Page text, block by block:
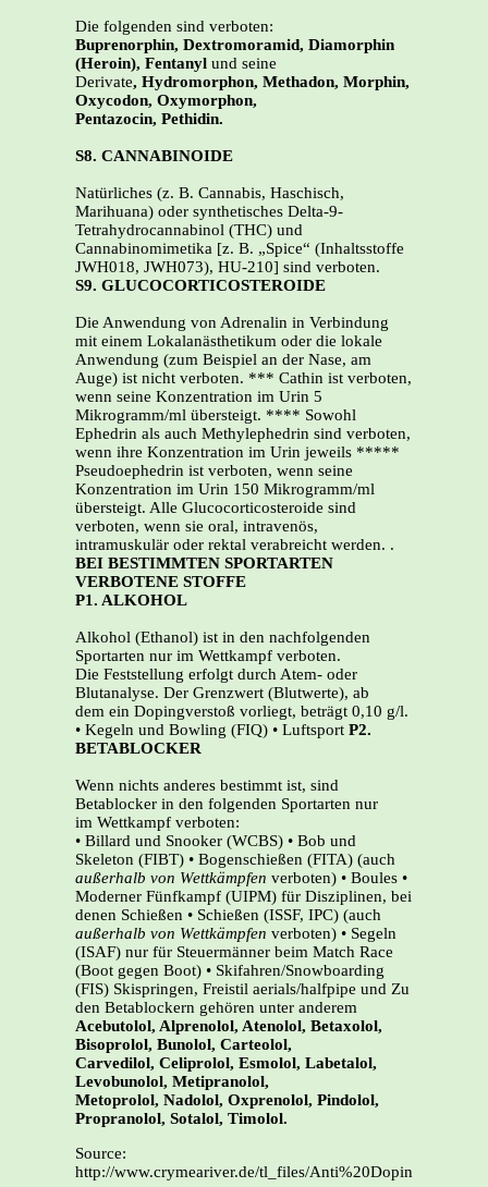
Die folgenden sind verboten:
Buprenorphin, Dextromoramid, Diamorphin
(Heroin), Fentanyl und seine
Derivate, Hydromorphon, Methadon, Morphin,
Oxycodon, Oxymorphon,
Pentazocin, Pethidin.
S8. CANNABINOIDE
Natürliches (z. B. Cannabis, Haschisch,
Marihuana) oder synthetisches Delta-9-
Tetrahydrocannabinol (THC) und
Cannabinomimetika [z. B. „Spice“ (Inhaltsstoffe
JWH018, JWH073), HU-210] sind verboten.
S9. GLUCOCORTICOSTEROIDE
Die Anwendung von Adrenalin in Verbindung
mit einem Lokalanästhetikum oder die lokale
Anwendung (zum Beispiel an der Nase, am
Auge) ist nicht verboten. *** Cathin ist verboten,
wenn seine Konzentration im Urin 5
Mikrogramm/ml übersteigt. **** Sowohl
Ephedrin als auch Methylephedrin sind verboten,
wenn ihre Konzentration im Urin jeweils *****
Pseudoephedrin ist verboten, wenn seine
Konzentration im Urin 150 Mikrogramm/ml
übersteigt. Alle Glucocorticosteroide sind
verboten, wenn sie oral, intravenös,
intramuskulär oder rektal verabreicht werden. .
BEI BESTIMMTEN SPORTARTEN
VERBOTENE STOFFE
P1. ALKOHOL
Alkohol (Ethanol) ist in den nachfolgenden
Sportarten nur im Wettkampf verboten.
Die Feststellung erfolgt durch Atem- oder
Blutanalyse. Der Grenzwert (Blutwerte), ab
dem ein Dopingverstoß vorliegt, beträgt 0,10 g/l.
• Kegeln und Bowling (FIQ) • Luftsport P2.
BETABLOCKER
Wenn nichts anderes bestimmt ist, sind
Betablocker in den folgenden Sportarten nur
im Wettkampf verboten:
• Billard und Snooker (WCBS) • Bob und
Skeleton (FIBT) • Bogenschießen (FITA) (auch
außerhalb von Wettkämpfen verboten) • Boules •
Moderner Fünfkampf (UIPM) für Disziplinen, bei
denen Schießen • Schießen (ISSF, IPC) (auch
außerhalb von Wettkämpfen verboten) • Segeln
(ISAF) nur für Steuermänner beim Match Race
(Boot gegen Boot) • Skifahren/Snowboarding
(FIS) Skispringen, Freistil aerials/halfpipe und Zu
den Betablockern gehören unter anderem
Acebutolol, Alprenolol, Atenolol, Betaxolol,
Bisoprolol, Bunolol, Carteolol,
Carvedilol, Celiprolol, Esmolol, Labetalol,
Levobunolol, Metipranolol,
Metoprolol, Nadolol, Oxprenolol, Pindolol,
Propranolol, Sotalol, Timolol.
Source:
http://www.crymeariver.de/tl_files/